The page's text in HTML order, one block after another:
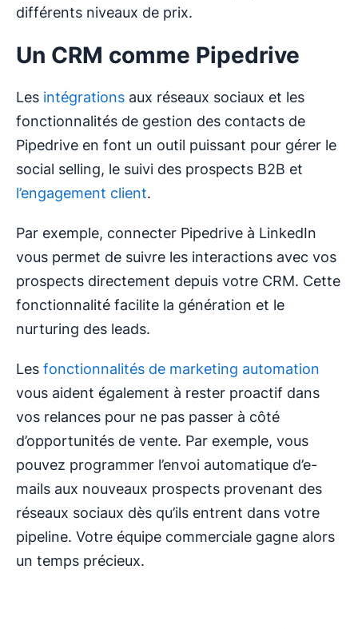
différents niveaux de prix.
Un CRM comme Pipedrive
Les intégrations aux réseaux sociaux et les
fonctionnalités de gestion des contacts de
Pipedrive en font un outil puissant pour gérer le
social selling, le suivi des prospects B2B et
l’engagement client.
Par exemple, connecter Pipedrive à LinkedIn
vous permet de suivre les interactions avec vos
prospects directement depuis votre CRM. Cette
fonctionnalité facilite la génération et le
nurturing des leads.
Les fonctionnalités de marketing automation
vous aident également à rester proactif dans
vos relances pour ne pas passer à côté
d’opportunités de vente. Par exemple, vous
pouvez programmer l’envoi automatique d’e-
mails aux nouveaux prospects provenant des
réseaux sociaux dès qu’ils entrent dans votre
pipeline. Votre équipe commerciale gagne alors
un temps précieux.